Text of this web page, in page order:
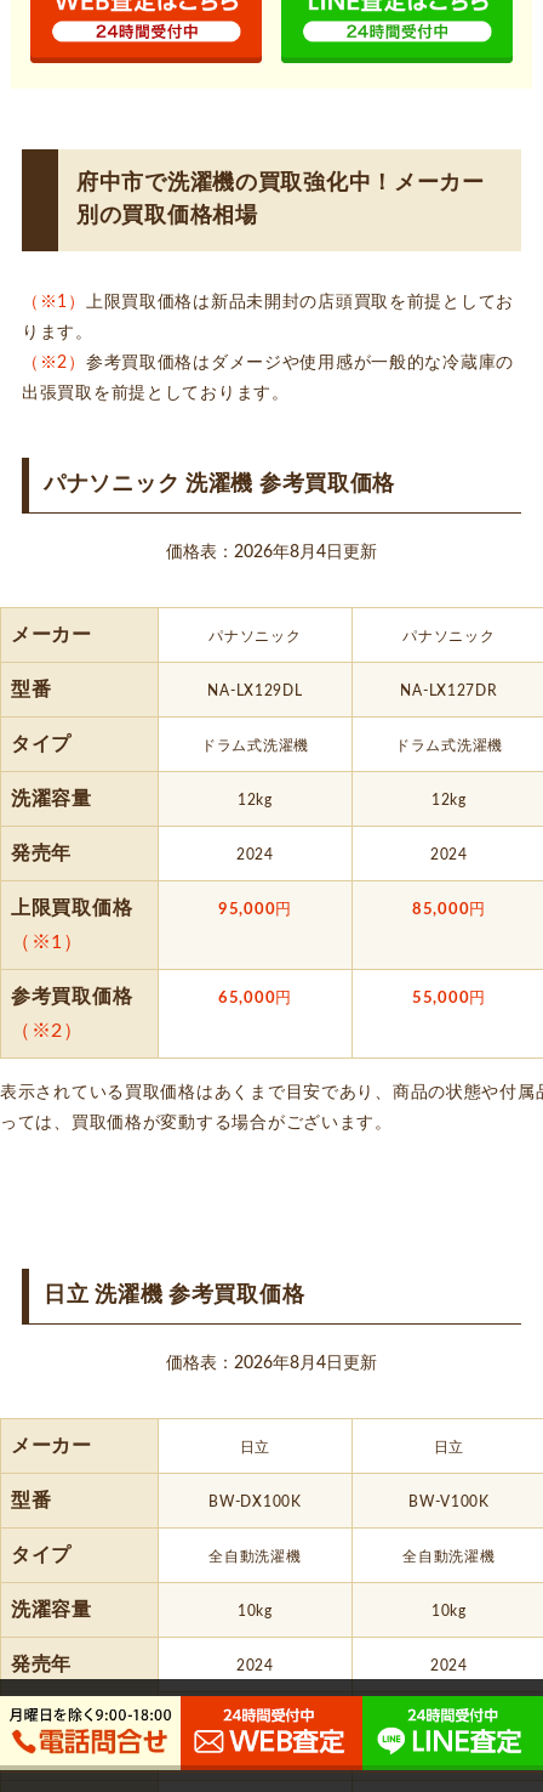
府中市で洗濯機の買取強化中！メーカー
別の買取価格相場
（※1） 上限買取価格は新品未開封の店頭買取を前提としてお
ります。
（※2） 参考買取価格はダメージや使用感が一般的な冷蔵庫の
出張買取を前提としております。
パナソニック 洗濯機 参考買取価格
価格表：2026年8月4日更新
メーカー パナソニック パナソニック
型番 NA-LX129DL NA-LX127DR
タイプ ドラム式洗濯機 ドラム式洗濯機
洗濯容量 12kg 12kg
発売年 2024 2024
上限買取価格
（※1）
95,000円 85,000円
参考買取価格
（※2）
65,000円 55,000円
表示されている買取価格はあくまで目安であり、商品の状態や付属
っては、買取価格が変動する場合がございます。
日立 洗濯機 参考買取価格
価格表：2026年8月4日更新
メーカー 日立 日立
型番 BW-DX100K BW-V100K
タイプ 全自動洗濯機 全自動洗濯機
洗濯容量 10kg 10kg
発売年 2024 2024
上限買取価格
（※1）
14,000円 11,000円